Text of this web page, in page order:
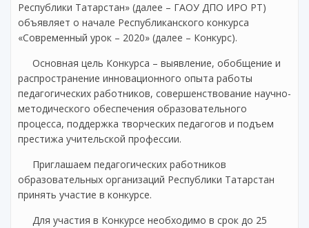
Республики Татарстан» (далее – ГАОУ ДПО ИРО РТ)
объявляет о начале Республиканского конкурса
«Современный урок – 2020» (далее – Конкурс).
Основная цель Конкурса – выявление, обобщение и
распространение инновационного опыта работы
педагогических работников, совершенствование научно-
методического обеспечения образовательного
процесса, поддержка творческих педагогов и подъем
престижа учительской профессии.
Приглашаем педагогических работников
образовательных организаций Республики Татарстан
принять участие в конкурсе.
Для участия в Конкурсе необходимо в срок до 25